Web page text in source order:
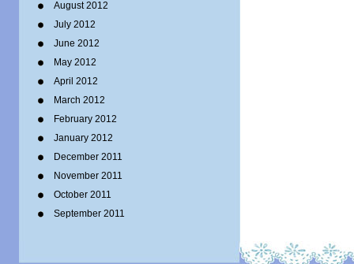
August 2012
July 2012
June 2012
May 2012
April 2012
March 2012
February 2012
January 2012
December 2011
November 2011
October 2011
September 2011